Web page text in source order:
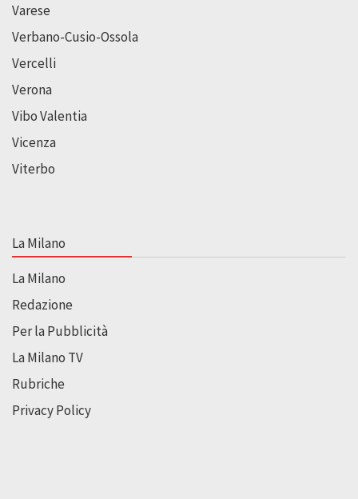
Varese
Verbano-Cusio-Ossola
Vercelli
Verona
Vibo Valentia
Vicenza
Viterbo
La Milano
La Milano
Redazione
Per la Pubblicità
La Milano TV
Rubriche
Privacy Policy